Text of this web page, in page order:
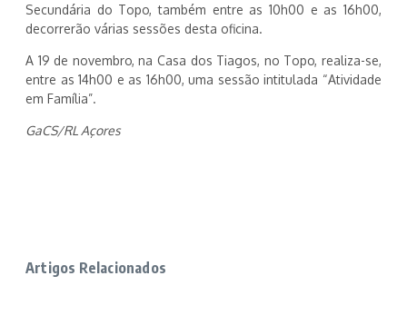
Secundária do Topo, também entre as 10h00 e as 16h00,
decorrerão várias sessões desta oficina.
A 19 de novembro, na Casa dos Tiagos, no Topo, realiza-se,
entre as 14h00 e as 16h00, uma sessão intitulada “Atividade
em Família”.
GaCS/RL Açores
Artigos Relacionados